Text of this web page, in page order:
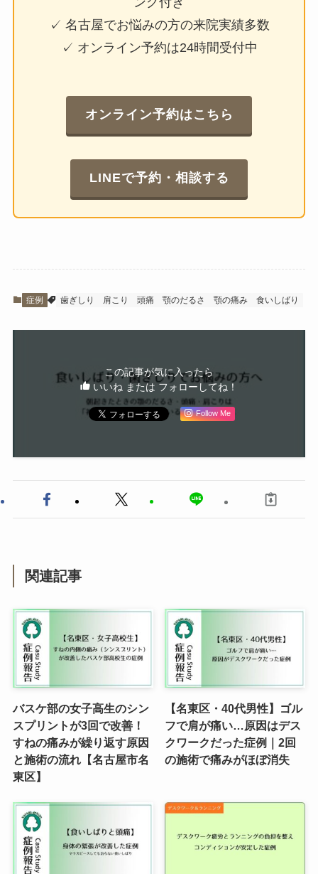
✓ 名古屋でお悩みの方の来院実績多数
✓ オンライン予約は24時間受付中
オンライン予約はこちら
LINEで予約・相談する
症例 歯ぎしり 肩こり 頭痛 顎のだるさ 顎の痛み 食いしばり
この記事が気に入ったら
いいね または フォローしてね！
Follow Me
関連記事
バスケ部の女子高生のシン
スプリントが3回で改善！
すねの痛みが繰り返す原因
と施術の流れ【名古屋市名
東区】
【名東区・40代男性】ゴル
フで肩が痛い…原因はデス
クワークだった症例｜2回
の施術で痛みがほぼ消失